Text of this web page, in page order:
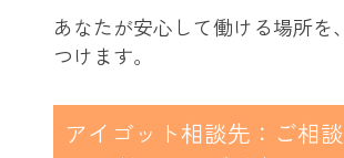
あなたが安心して働ける場所を
つけます。
アイゴット相談先：ご相